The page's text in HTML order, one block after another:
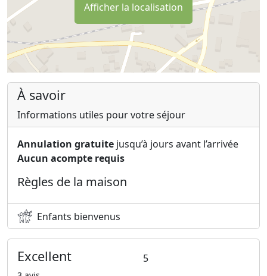
Afficher la localisation
À savoir
Informations utiles pour votre séjour
Annulation gratuite jusqu’à jours avant l’arrivée
Aucun acompte requis
Règles de la maison
Enfants bienvenus
Excellent 5